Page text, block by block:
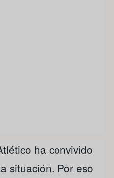
ha convivido
situación. Por eso